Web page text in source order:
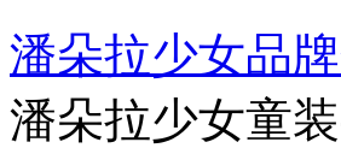
潘朵拉少女品
潘朵拉少女童